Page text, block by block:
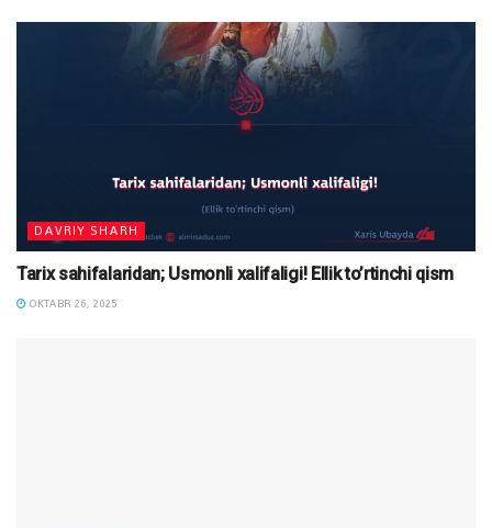
DAVRIY SHARH
Tarix sahifalaridan; Usmonli xalifaligi! Ellik to’rtinchi qism
OKTABR 26, 2025